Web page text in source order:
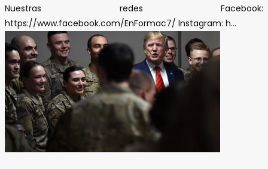
Nuestras redes Facebook:
https://www.facebook.com/EnFormac7/ Instagram: h...